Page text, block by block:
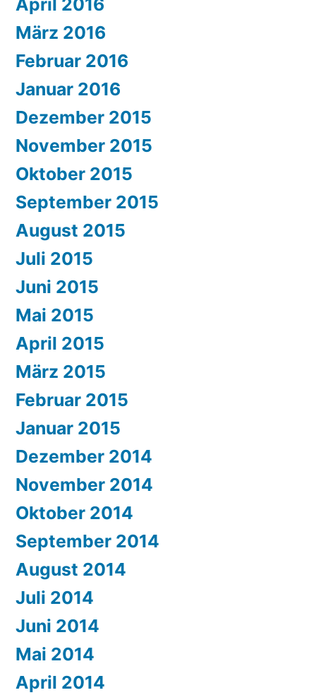
April 2016
März 2016
Februar 2016
Januar 2016
Dezember 2015
November 2015
Oktober 2015
September 2015
August 2015
Juli 2015
Juni 2015
Mai 2015
April 2015
März 2015
Februar 2015
Januar 2015
Dezember 2014
November 2014
Oktober 2014
September 2014
August 2014
Juli 2014
Juni 2014
Mai 2014
April 2014